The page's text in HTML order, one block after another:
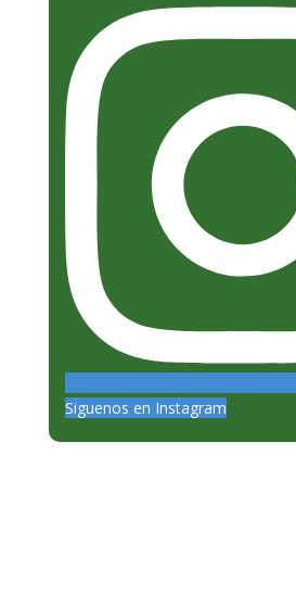
Siguenos en Instagram